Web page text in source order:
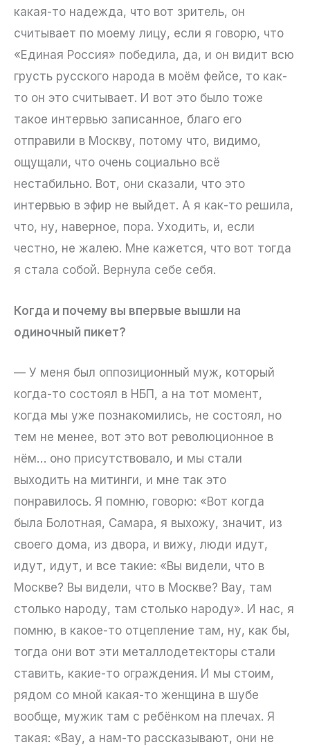
какая-то надежда, что вот зритель, он
считывает по моему лицу, если я говорю, что
«Единая Россия» победила, да, и он видит всю
грусть русского народа в моём фейсе, то как-
то он это считывает. И вот это было тоже
такое интервью записанное, благо его
отправили в Москву, потому что, видимо,
ощущали, что очень социально всё
нестабильно. Вот, они сказали, что это
интервью в эфир не выйдет. А я как-то решила,
что, ну, наверное, пора. Уходить, и, если
честно, не жалею. Мне кажется, что вот тогда
я стала собой. Вернула себе себя.
Когда и почему вы впервые вышли на
одиночный пикет?
— У меня был оппозиционный муж, который
когда-то состоял в НБП, а на тот момент,
когда мы уже познакомились, не состоял, но
тем не менее, вот это вот революционное в
нём… оно присутствовало, и мы стали
выходить на митинги, и мне так это
понравилось. Я помню, говорю: «Вот когда
была Болотная, Самара, я выхожу, значит, из
своего дома, из двора, и вижу, люди идут,
идут, идут, и все такие: «Вы видели, что в
Москве? Вы видели, что в Москве? Вау, там
столько народу, там столько народу». И нас, я
помню, в какое-то отцепление там, ну, как бы,
тогда они вот эти металлодетекторы стали
ставить, какие-то ограждения. И мы стоим,
рядом со мной какая-то женщина в шубе
вообще, мужик там с ребёнком на плечах. Я
такая: «Вау, а нам-то рассказывают, они не